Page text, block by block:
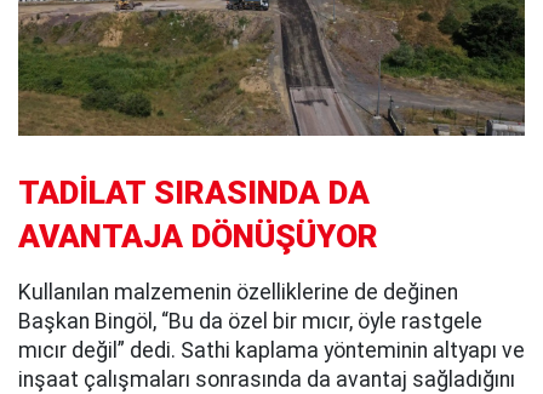
TADİLAT SIRASINDA DA
AVANTAJA DÖNÜŞÜYOR
Kullanılan malzemenin özelliklerine de değinen
Başkan Bingöl, “Bu da özel bir mıcır, öyle rastgele
mıcır değil” dedi. Sathi kaplama yönteminin altyapı ve
inşaat çalışmaları sonrasında da avantaj sağladığını